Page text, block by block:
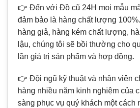
👉 Đến với Đồ cũ 24H mọi mẫu
đảm bảo là hàng chất lượng
hàng giả, hàng kém chất lượng,
lậu, chúng tôi sẽ bồi thường cho
lần giá trị sản phẩm và hợp đồng.
👉 Đội ngũ kỹ thuật và nhân viên
hàng nhiều năm kinh nghiệm của
sàng phục vụ quý khách một cách